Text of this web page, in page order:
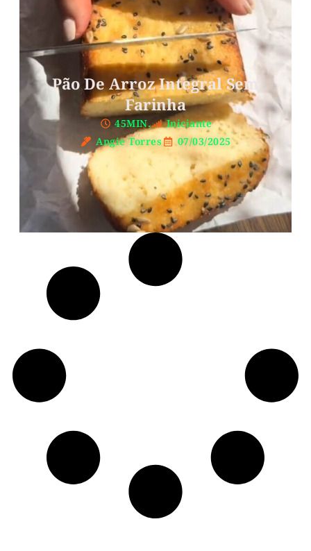
Pão De Arroz Integral Sem
Farinha
45MIN.
Iniciante
Angie Torres
07/03/2025